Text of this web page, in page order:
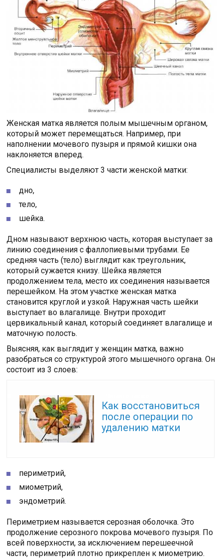
Женская матка является полым мышечным органом,
который может перемещаться. Например, при
наполнении мочевого пузыря и прямой кишки она
наклоняется вперед.
Специалисты выделяют 3 части женской матки:
дно,
тело,
шейка.
Дном называют верхнюю часть, которая выступает за
линию соединения с фаллопиевыми трубами. Ее
средняя часть (тело) выглядит как треугольник,
который сужается книзу. Шейка является
продолжением тела, место их соединения называется
перешейком. На этом участке женская матка
становится круглой и узкой. Наружная часть шейки
выступает во влагалище. Внутри проходит
цервикальный канал, который соединяет влагалище и
маточную полость.
Выясняя, как выглядит у женщин матка, важно
разобраться со структурой этого мышечного органа. Он
состоит из 3 слоев:
Как восстановиться
после операции по
удалению матки
периметрий,
миометрий,
эндометрий.
Периметрием называется серозная оболочка. Это
продолжение серозного покрова мочевого пузыря. По
всей поверхности, за исключением перешеечной
части, периметрий плотно прикреплен к миометрию.